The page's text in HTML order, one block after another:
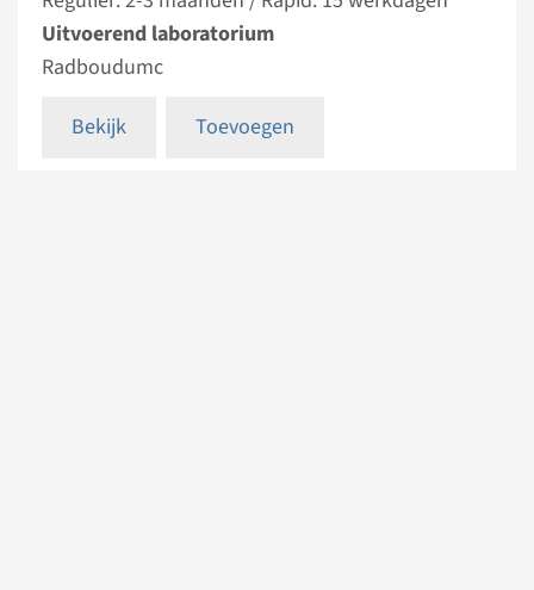
Uitvoerend laboratorium
Radboudumc
Bekijk
Toevoegen